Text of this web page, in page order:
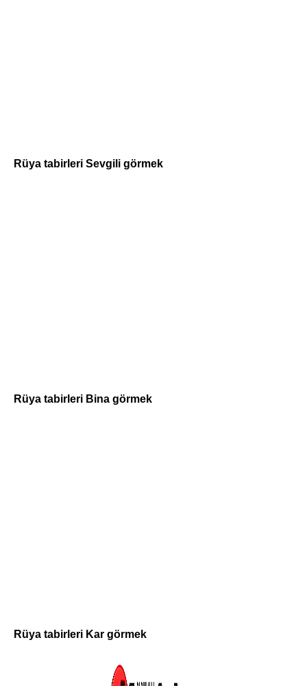
Rüya tabirleri Sevgili görmek
Rüya tabirleri Bina görmek
Rüya tabirleri Kar görmek